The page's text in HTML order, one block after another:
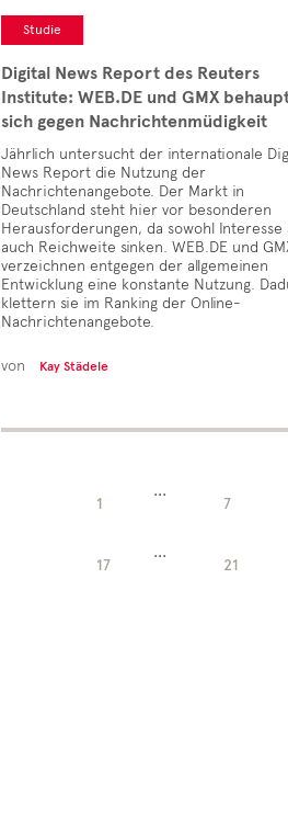
Studie
Digital News Report des Reuters
Institute: WEB.DE und GMX
sich gegen Nachrichtenmüdigkeit
Jährlich untersucht der internationale
News Report die Nutzung der
Nachrichtenangebote. Der Markt in
Deutschland steht hier vor besonderen
Herausforderungen, da sowohl Interesse
auch Reichweite sinken. WEB.DE und
verzeichnen entgegen der allgemeinen
Entwicklung eine konstante Nutzung.
klettern sie im Ranking der Online-
Nachrichtenangebote.
von Kay Städele
1
...
7
17
...
21